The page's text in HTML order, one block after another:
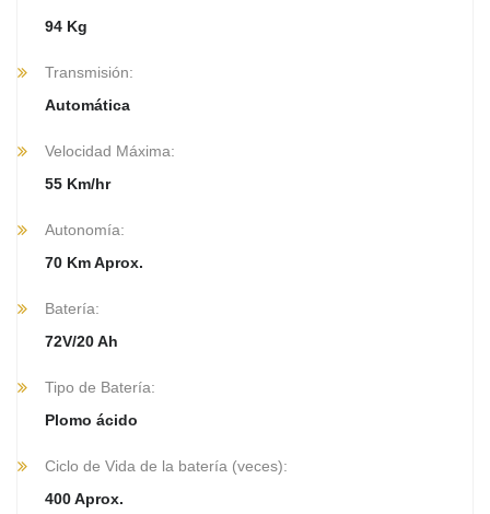
94 Kg
Transmisión:
Automática
Velocidad Máxima:
55 Km/hr
Autonomía:
70 Km Aprox.
Batería:
72V/20 Ah
Tipo de Batería:
Plomo ácido
Ciclo de Vida de la batería (veces):
400 Aprox.